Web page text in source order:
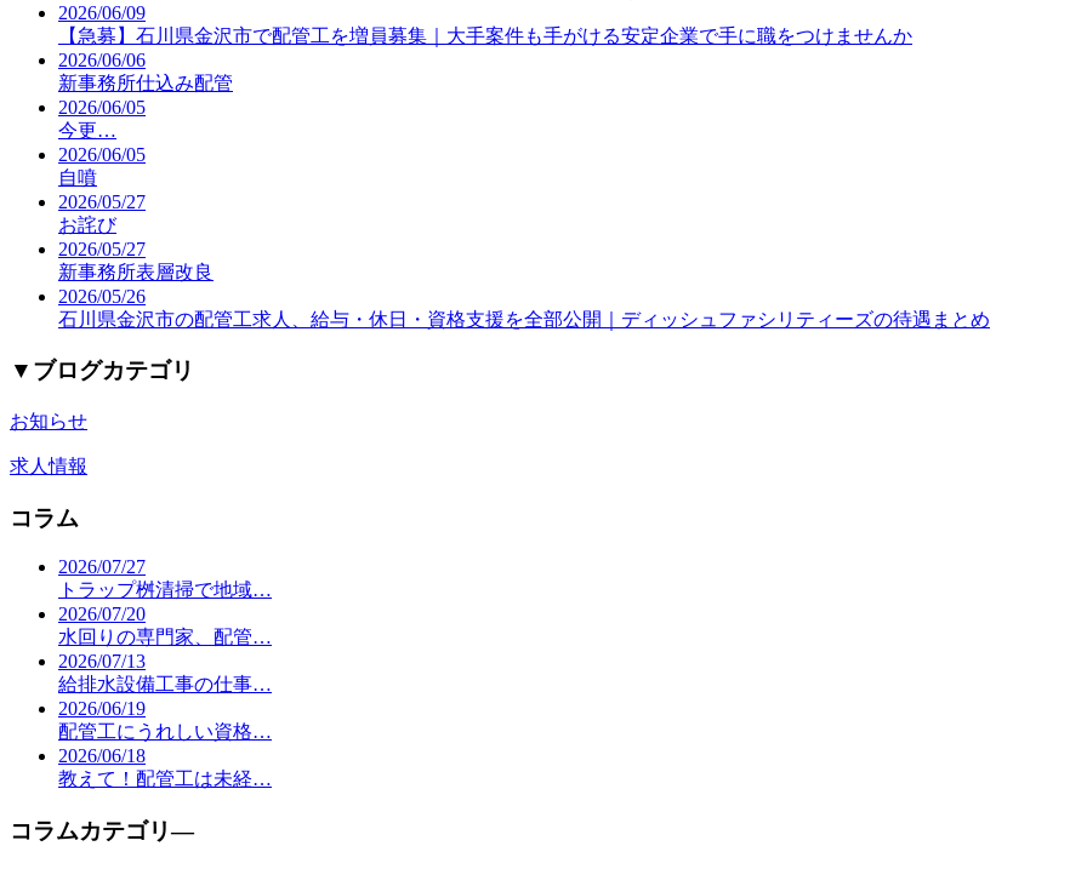
2026/06/09
【急募】石川県金沢市で配管工を増員募集｜大手案件も手がける安定企業で手に職をつけませんか
2026/06/06
新事務所仕込み配管
2026/06/05
今更…
2026/06/05
自噴
2026/05/27
お詫び
2026/05/27
新事務所表層改良
2026/05/26
石川県金沢市の配管工求人、給与・休日・資格支援を全部公開｜ディッシュファシリティーズの待遇まとめ
▼ ブログカテゴリ
お知らせ
求人情報
コラム
2026/07/27
トラップ桝清掃で地域…
2026/07/20
水回りの専門家、配管…
2026/07/13
給排水設備工事の仕事…
2026/06/19
配管工にうれしい資格…
2026/06/18
教えて！配管工は未経…
コラムカテゴリ―